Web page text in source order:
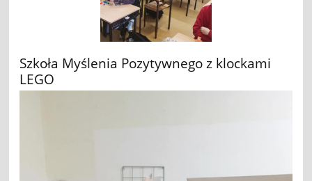
Szkoła Myślenia Pozytywnego z klockami
LEGO